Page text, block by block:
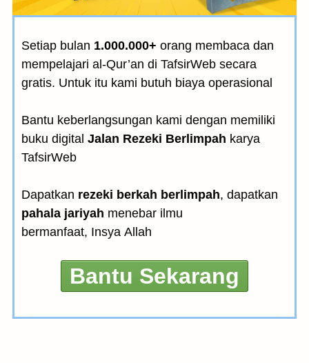
Setiap bulan 1.000.000+ orang membaca dan
mempelajari al-Qur’an di TafsirWeb secara
gratis. Untuk itu kami butuh biaya operasional
Bantu keberlangsungan kami dengan memiliki
buku digital Jalan Rezeki Berlimpah karya
TafsirWeb
Dapatkan rezeki berkah berlimpah, dapatkan
pahala jariyah menebar ilmu
bermanfaat, Insya Allah
Bantu Sekarang